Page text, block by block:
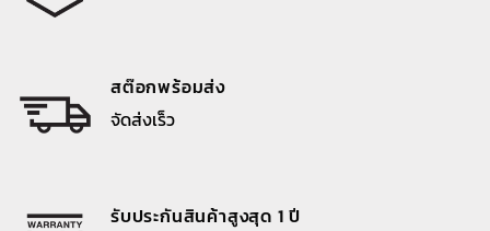
สต๊อกพร้อมส่ง
จัดส่งเร็ว
รับประกันสินค้าสูงสุด 1 ปี